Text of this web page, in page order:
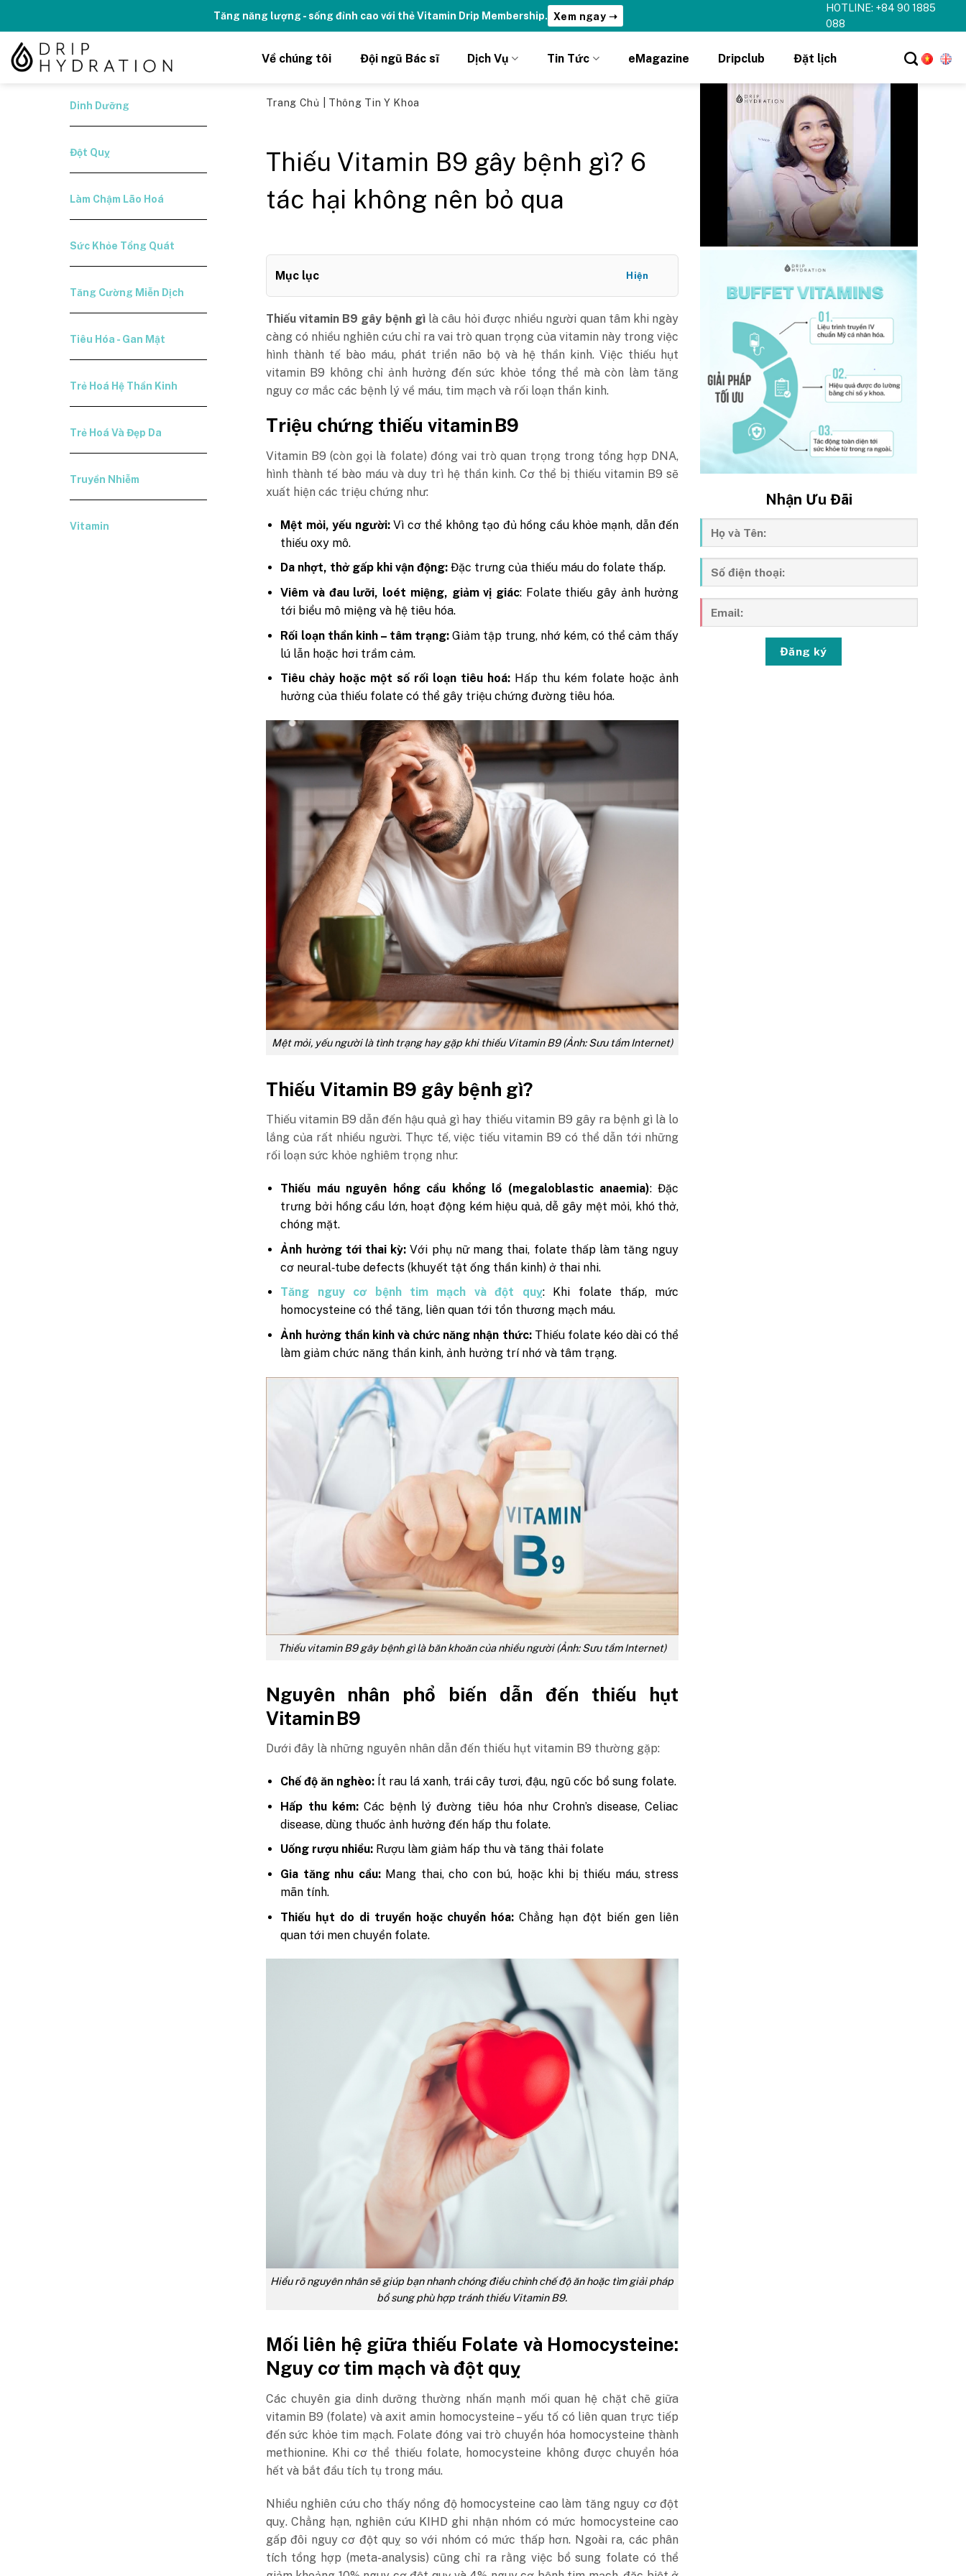
content
Kỉ niệm 10 năm Thương hiệu Drip Hydrations | Nhận ưu đãi chỉ DÀNH RIÊNG cho Member DripClub!
HOTLINE: +84 90 1885
088
Về chúng tôi Đội ngũ Bác sĩ Dịch Vụ Tin Tức eMagazine Dripclub Đặt lịch
Dinh Dưỡng
Đột Quỵ
Làm Chậm Lão Hoá
Sức Khỏe Tổng Quát
Tăng Cường Miễn Dịch
Tiêu Hóa - Gan Mật
Trẻ Hoá Hệ Thần Kinh
Trẻ Hoá Và Đẹp Da
Truyền Nhiễm
Vitamin
Trang Chủ Thông Tin Y Khoa
Thiếu Vitamin B9 gây bệnh gì? 6
tác hại không nên bỏ qua
Mục lục Hiện
Thiếu vitamin B9 gây bệnh gì là câu hỏi được nhiều người quan tâm khi ngày
càng có nhiều nghiên cứu chỉ ra vai trò quan trọng của vitamin này trong việc
hình thành tế bào máu, phát triển não bộ và hệ thần kinh. Việc thiếu hụt
vitamin B9 không chỉ ảnh hưởng đến sức khỏe tổng thể mà còn làm tăng
nguy cơ mắc các bệnh lý về máu, tim mạch và rối loạn thần kinh.
Triệu chứng thiếu vitamin B9
Vitamin B9 (còn gọi là folate) đóng vai trò quan trọng trong tổng hợp DNA,
hình thành tế bào máu và duy trì hệ thần kinh.Cơ thể bị thiếu vitamin B9 sẽ
xuất hiện các triệu chứng như:
Mệt mỏi, yếu người:Vì cơ thể không tạo đủ hồng cầu khỏe mạnh, dẫn đến
thiếu oxy mô.
Da nhợt, thở gấp khi vận động: Đặc trưng của thiếu máu do folate thấp.
Viêm và đau lưỡi, loét miệng, giảm vị giác: Folate thiếu gây ảnh hưởng
tới biểu mô miệng và hệ tiêu hóa.
Rối loạn thần kinh – tâm trạng: Giảm tập trung, nhớ kém, có thể cảm thấy
lú lẫn hoặc hơi trầm cảm.
Tiêu chảy hoặc một số rối loạn tiêu hoá: Hấp thu kém folate hoặc ảnh
hưởng của thiếu folate có thể gây triệu chứng đường tiêu hóa.
Mệt mỏi, yếu người là tình trạng hay gặp khi thiếu Vitamin B9 (Ảnh: Sưu tầm Internet)
Thiếu Vitamin B9 gây bệnh gì?
Thiếu vitamin B9 dẫn đến hậu quả gì hay thiếu vitamin B9 gây ra bệnh gì là lo
lắng của rất nhiều người. Thực tế, việc tiếu vitamin B9 có thể dẫn tới những
rối loạn sức khỏe nghiêm trọng như:
Thiếu máu nguyên hồng cầu khổng lồ (megaloblastic anaemia): Đặc
trưng bởi hồng cầu lớn, hoạt động kém hiệu quả, dễ gây mệt mỏi, khó thở,
chóng mặt.
Ảnh hưởng tới thai kỳ: Với phụ nữ mang thai, folate thấp làm tăng nguy
cơ neural‑tube defects (khuyết tật ống thần kinh) ở thai nhi.
Tăng nguy cơ bệnh tim mạch và đột quỵ: Khi folate thấp, mức
homocysteine có thể tăng, liên quan tới tổn thương mạch máu.
Ảnh hưởng thần kinh và chức năng nhận thức:Thiếu folate kéo dài có thể
làm giảm chức năng thần kinh, ảnh hưởng trí nhớ và tâm trạng.
Thiếu vitamin B9 gây bệnh gì là băn khoăn của nhiều người (Ảnh: Sưu tầm Internet)
Nguyên nhân phổ biến dẫn đến thiếu hụt
Vitamin B9
Dưới đây là những nguyên nhân dẫn đến thiếu hụt vitamin B9 thường gặp:
Chế độ ăn nghèo: Ít rau lá xanh, trái cây tươi, đậu, ngũ cốc bổ sung folate.
Hấp thu kém:Các bệnh lý đường tiêu hóa như Crohn’s disease, Celiac
disease, dùng thuốc ảnh hưởng đến hấp thu folate.
Uống rượu nhiều: Rượu làm giảm hấp thu và tăng thải folate
Gia tăng nhu cầu:Mang thai, cho con bú, hoặc khi bị thiếu máu, stress
mãn tính.
Thiếu hụt do di truyền hoặc chuyển hóa: Chẳng hạn đột biến gen liên
quan tới men chuyển folate.
Hiểu rõ nguyên nhân sẽ giúp bạn nhanh chóng điều chỉnh chế độ ăn hoặc tìm giải pháp
bổ sung phù hợp tránh thiếu Vitamin B9.
Mối liên hệ giữa thiếu Folate và Homocysteine:
Nguy cơ tim mạch và đột quỵ
Các chuyên gia dinh dưỡng thường nhấn mạnh mối quan hệ chặt chẽ giữa
vitamin B9 (folate) và axit amin homocysteine – yếu tố có liên quan trực tiếp
đến sức khỏe tim mạch. Folate đóng vai trò chuyển hóa homocysteine thành
methionine. Khi cơ thể thiếu folate, homocysteine không được chuyển hóa
hết và bắt đầu tích tụ trong máu.
Nhiều nghiên cứu cho thấy nồng độ homocysteine cao làm tăng nguy cơ đột
quỵ. Chẳng hạn, nghiên cứu KIHD ghi nhận nhóm có mức homocysteine cao
gấp đôi nguy cơ đột quỵ so với nhóm có mức thấp hơn. Ngoài ra, các phân
tích tổng hợp (meta-analysis) cũng chỉ ra rằng việc bổ sung folate có thể
Nhận Ưu Đãi
Đăng ký